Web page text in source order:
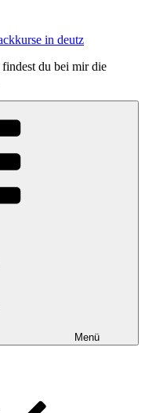
in deutz
du bei mir die
Menü